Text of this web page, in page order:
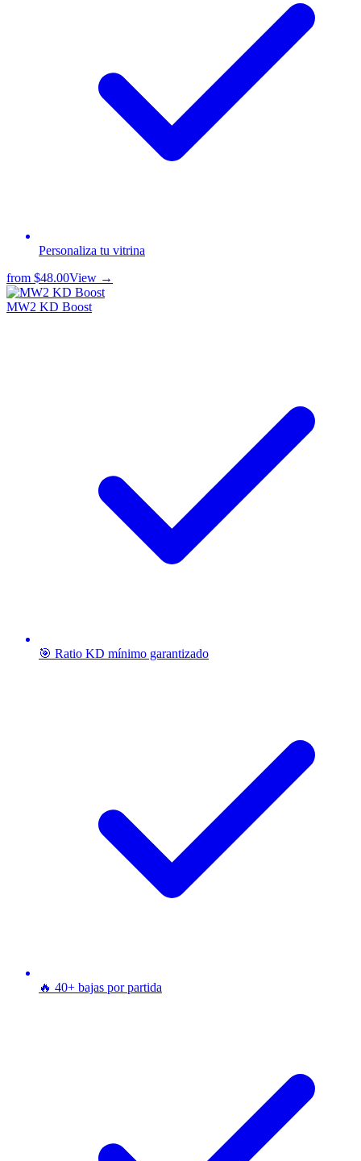
Personaliza tu vitrina
from $48.00View →
MW2 KD Boost
🎯 Ratio KD mínimo garantizado
🔥 40+ bajas por partida